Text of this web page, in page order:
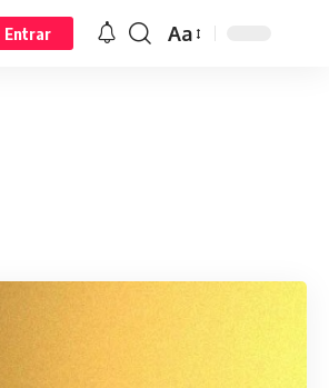
Entrar Aa